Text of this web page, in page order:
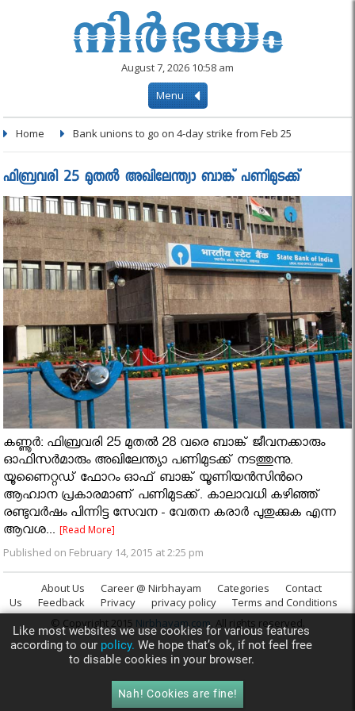
August 7, 2026 10:58 am
Menu
Home Bank unions to go on 4-day strike from Feb 25
ഫിബ്രവരി 25 മുതല്‍ അഖിലേന്ത്യാ ബാങ്ക് പണിമുടക്ക്
കണ്ണൂര്‍: ഫിബ്രവരി 25 മുതല്‍ 28 വരെ ബാങ്ക് ജീവനക്കാരും
ഓഫിസര്‍മാരും അഖിലേന്ത്യാ പണിമുടക്ക് നടത്തുന്നു.
യൂണൈറ്റഡ് ഫോറം ഓഫ് ബാങ്ക് യൂണിയന്‍സിൻറെ
ആഹ്വാന പ്രകാരമാണ് പണിമുടക്ക്. കാലാവധി കഴിഞ്ഞ്
രണ്ടുവര്‍ഷം പിന്നിട്ട സേവന - വേതന കരാര്‍ പുതുക്കുക എന്ന
ആവശ...[Read More]
Published on February 14, 2015 at 2:25 pm
About Us Career @ Nirbhayam Categories
Contact
Us
Feedback Privacy privacy policy
Terms and Conditions
© Copyright 2015 Nirbhayam.com. All rights reserved.
Like most websites we use cookies for various features
according to our policy. We hope that’s ok, if not feel free
to disable cookies in your browser.
Nah! Cookies are fine!